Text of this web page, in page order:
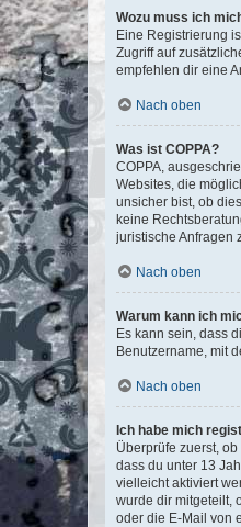
Wozu muss ich
Eine Registrierung
Zugriff auf
empfehlen dir eine
Nach oben
Was ist COPPA?
COPPA,
Websites, die
unsicher bist, ob
keine
juristische Anfragen
Nach oben
Warum kann ich
Es kann sein, dass
Benutzername, mit
Nach oben
Ich habe mich
Überprüfe zuerst,
dass du unter 13
vielleicht aktiviert
wurde dir mitgeteilt,
oder die E-Mail von